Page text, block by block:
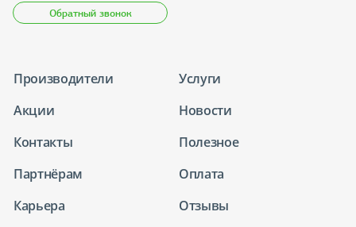
Обратный звонок
Производители
Услуги
Акции
Новости
Контакты
Полезное
Партнёрам
Оплата
Карьера
Отзывы